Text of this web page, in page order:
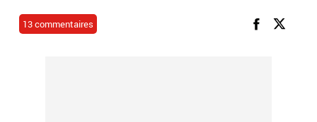
13 commentaires